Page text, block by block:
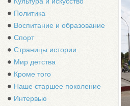
Политика
Воспитание и образование
Спорт
Страницы истории
Мир детства
Кроме того
Наше старшее поколение
Интервью